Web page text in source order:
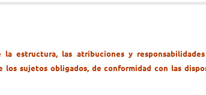
estructura, las atribuciones y
sujetos obligados, de conformidad con las